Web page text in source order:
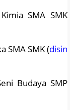
SMA SMK
SMA SMK (disin
Budaya SMP